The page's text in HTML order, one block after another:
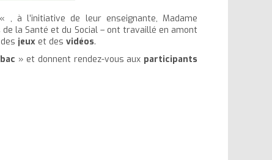
« , à l’initiative de leur enseignante, Madame
de la Santé et du Social – ont travaillé en amont
jeux et des vidéos.
» et donnent rendez-vous aux participants